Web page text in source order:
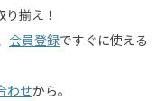
揃え！
会員登録ですぐに使える
わせから。